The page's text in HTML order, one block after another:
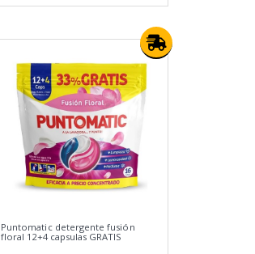
Puntomatic detergente fusión
floral 12+4 capsulas GRATIS